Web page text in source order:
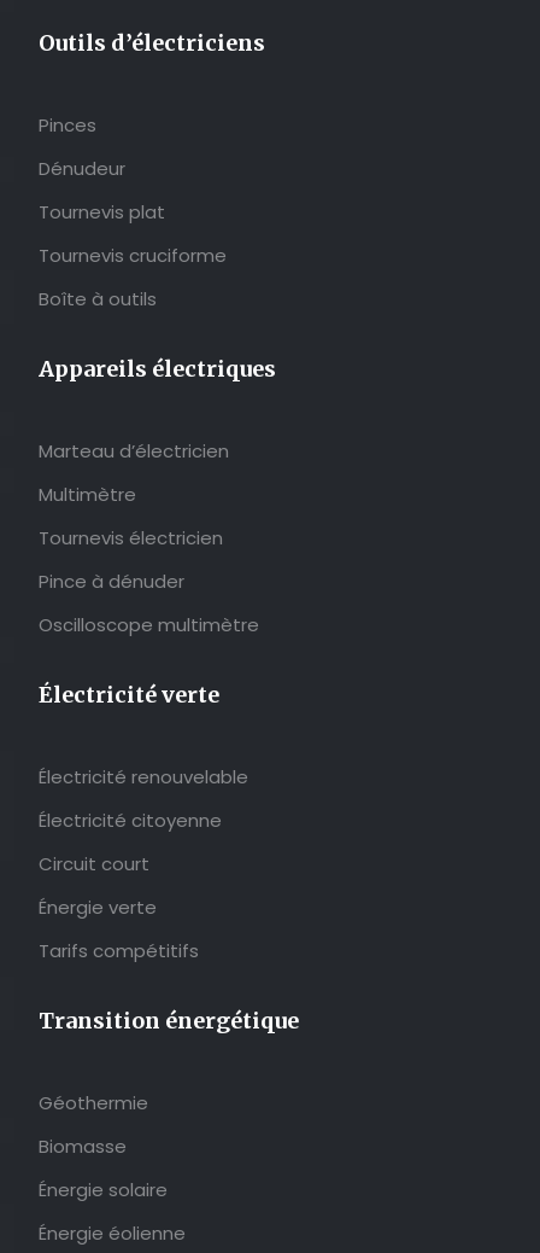
Outils d’électriciens
Pinces
Dénudeur
Tournevis plat
Tournevis cruciforme
Boîte à outils
Appareils électriques
Marteau d’électricien
Multimètre
Tournevis électricien
Pince à dénuder
Oscilloscope multimètre
Électricité verte
Électricité renouvelable
Électricité citoyenne
Circuit court
Énergie verte
Tarifs compétitifs
Transition énergétique
Géothermie
Biomasse
Énergie solaire
Énergie éolienne